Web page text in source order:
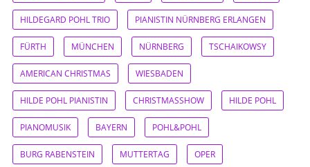
HILDEGARD POHL TRIO PIANISTIN NÜRNBERG ERLANGEN
FÜRTH MÜNCHEN NÜRNBERG TSCHAIKOWSY
AMERICAN CHRISTMAS WIESBADEN
HILDE POHL PIANISTIN CHRISTMASSHOW HILDE POHL
PIANOMUSIK BAYERN POHL&POHL
BURG RABENSTEIN MUTTERTAG OPER